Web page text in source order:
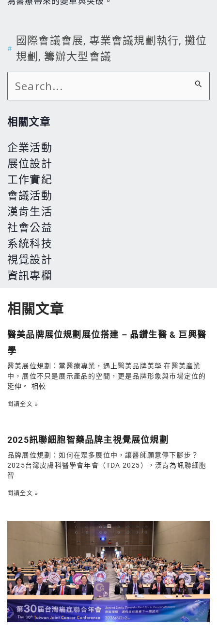
國際會議會展, 專業會議規劃執行, 攤位
規劃 , 籌辦大型會議
搜
尋
關
字:
相關文章
企業活動
展位設計
工作實紀
會議活動
漢肯生活
社會公益
系統科技
視覺設計
資訊專欄
相關文章
醫美品牌展位規劃展位搭建 – 晶鑽生醫 & 巨興醫
學
醫美展位規劃：當醫療專業，遇上醫美品牌美學 在醫美產業
中，展位不只是展示產品的空間，更是品牌形象與市場定位的
延伸。 相較
閱讀全文 »
2025訊聯細胞智藥品牌主視覺展位規劃
品牌展位規劃：如何在眾多展位中，讓醫師願意停下腳步？
2025台灣皮膚科醫學會年會（TDA 2025），漢肯為訊聯細胞
智
閱讀全文 »